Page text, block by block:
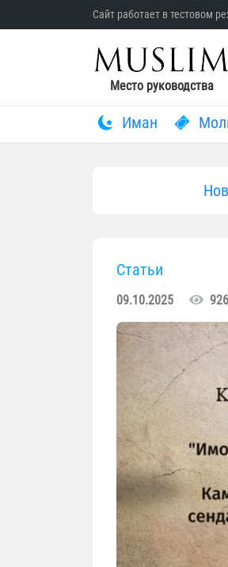
Сайт работает в тестовом
Место руководства
Иман
Статьи
09.10.2025